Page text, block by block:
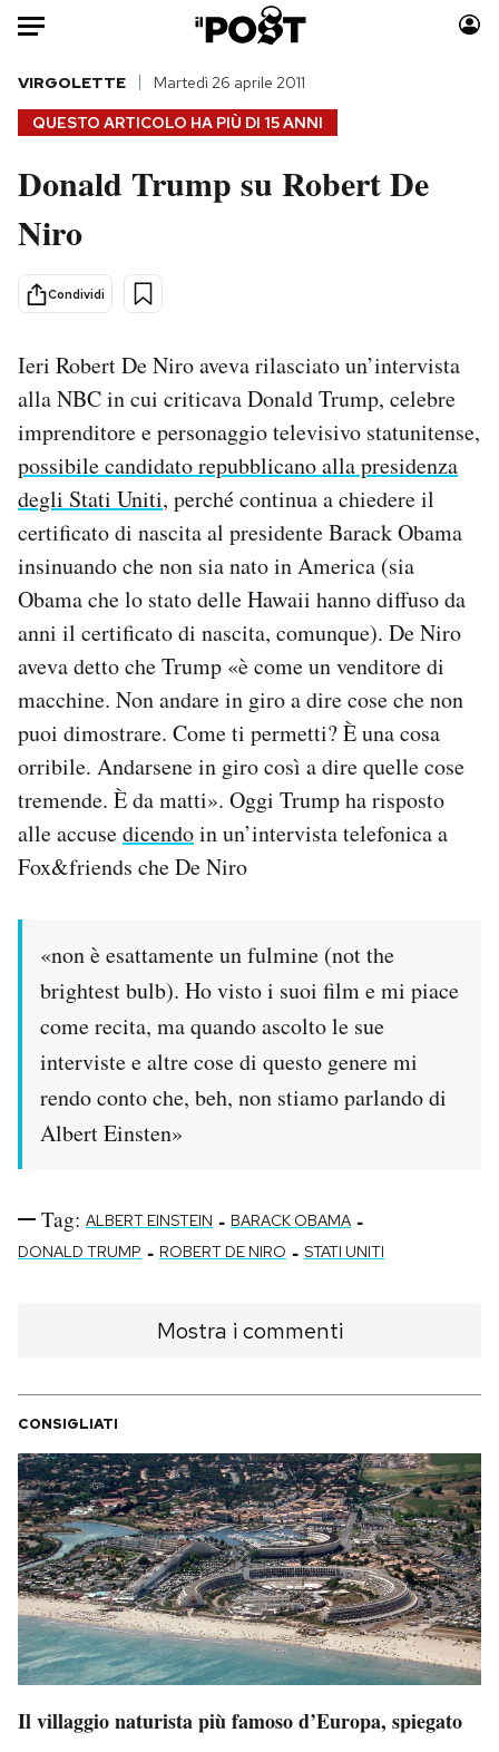
Auto
HOME
Italia
Politica
Tecnologia
Internet
Cultura
Economia
Sport
Moda
Europa
Altrecose
Mondiali calcio 2026
PODCAST
I MIEI PREFERITI
SHOP
CALENDARIO
Area Personale
Newsletter
Notifiche mobile
Hai bisogno di aiuto?
Esci
QUESTO ARTICOLO HA PIÙ DI 15 ANNI
VIRGOLETTE Martedì 26 aprile 2011
Donald Trump su Robert De
Niro
Condividi
Ieri Robert De Niro aveva rilasciato un’intervista
alla NBC in cui criticava Donald Trump, celebre
imprenditore e personaggio televisivo statunitense,
possibile candidato repubblicano alla presidenza
degli Stati Uniti, perché continua a chiedere il
certificato di nascita al presidente Barack Obama
insinuando che non sia nato in America (sia
Obama che lo stato delle Hawaii hanno diffuso da
anni il certificato di nascita, comunque). De Niro
aveva detto che Trump «è come un venditore di
macchine. Non andare in giro a dire cose che non
puoi dimostrare. Come ti permetti? È una cosa
orribile. Andarsene in giro così a dire quelle cose
tremende. È da matti». Oggi Trump ha risposto
alle accusedicendoin un’intervista telefonica a
Fox&friends che De Niro
«non è esattamente un fulmine (not the
brightest bulb). Ho visto i suoi film e mi piace
come recita, ma quando ascolto le sue
interviste e altre cose di questo genere mi
rendo conto che, beh, non stiamo parlando di
Albert Einsten»
Tag: ALBERT EINSTEIN - BARACK OBAMA -
DONALD TRUMP - ROBERT DE NIRO - STATI UNITI
Mostra i commenti
CONSIGLIATI
Il villaggio naturista più famoso d’Europa, spiegato